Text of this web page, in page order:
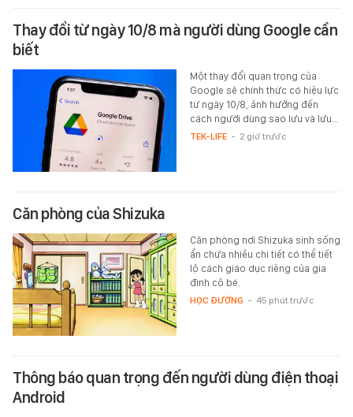
Thay đổi từ ngày 10/8 mà người dùng Google cần
biết
Một thay đổi quan trọng của
Google sẽ chính thức có hiệu lực
từ ngày 10/8, ảnh hưởng đến
cách người dùng sao lưu và lưu…
TEK-LIFE - 2 giờ trước
Căn phòng của Shizuka
Căn phòng nơi Shizuka sinh sống
ẩn chứa nhiều chi tiết có thể tiết
lộ cách giáo dục riêng của gia
đình cô bé.
HỌC ĐƯỜNG - 45 phút trước
Thông báo quan trọng đến người dùng điện thoại
Android